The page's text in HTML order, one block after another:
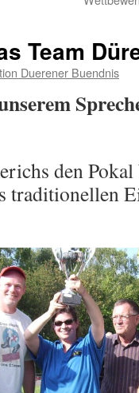
Team
Duerener Buendnis
den
traditionellen